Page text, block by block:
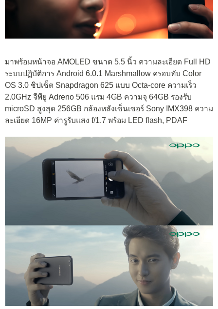
มาพร้อมหน้าจอ AMOLED ขนาด 5.5 นิ้ว ความละเอียด Full HD
ระบบปฏิบัติการ Android 6.0.1 Marshmallow ครอบทับ Color
OS 3.0 ชิปเซ็ต Snapdragon 625 แบบ Octa-core ความเร็ว
2.0GHz จีพียู Adreno 506 แรม 4GB ความจุ 64GB รองรับ
microSD สูงสุด 256GB กล้องหลังเซ็นเซอร์ Sony IMX398 ความ
ละเอียด 16MP ค่ารูรับแสง f/1.7 พร้อม LED flash, PDAF